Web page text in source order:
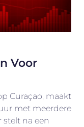
Voor
Curaçao, maakt
met meerdere
na een